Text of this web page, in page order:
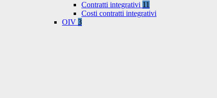
Contratti integrativi 11
Costi contratti integrativi
OIV 3